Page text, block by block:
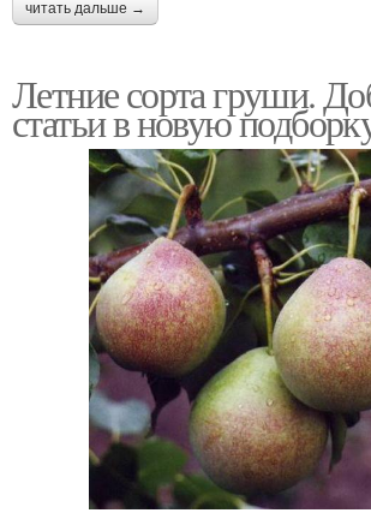
читать дальше →
Летние сорта груши.
статьи в новую